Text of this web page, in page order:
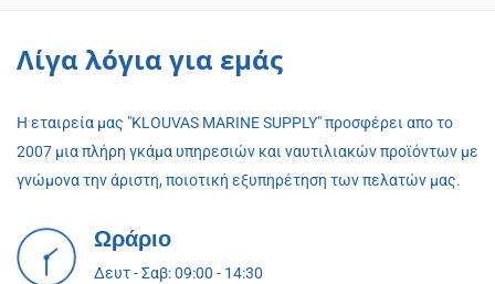
Λίγα λόγια για εμάς
Η εταιρεία μας "KLOUVAS MARINE SUPPLY" προσφέρει απο το
2007 μια πλήρη γκάμα υπηρεσιών και ναυτιλιακών προϊόντων με
γνώμονα την άριστη, ποιοτική εξυπηρέτηση των πελατών μας.
Ωράριο
Δευτ - Σαβ: 09:00 - 14:30